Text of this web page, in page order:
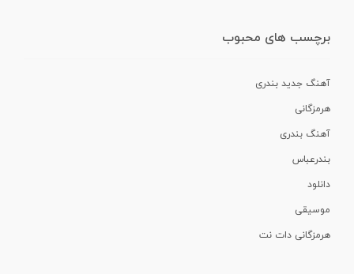
برچسب های محبوب
آهنگ جدید بندری
هرمزگانی
آهنگ بندری
بندرعباس
دانلود
موسیقی
هرمزگانی دات نت